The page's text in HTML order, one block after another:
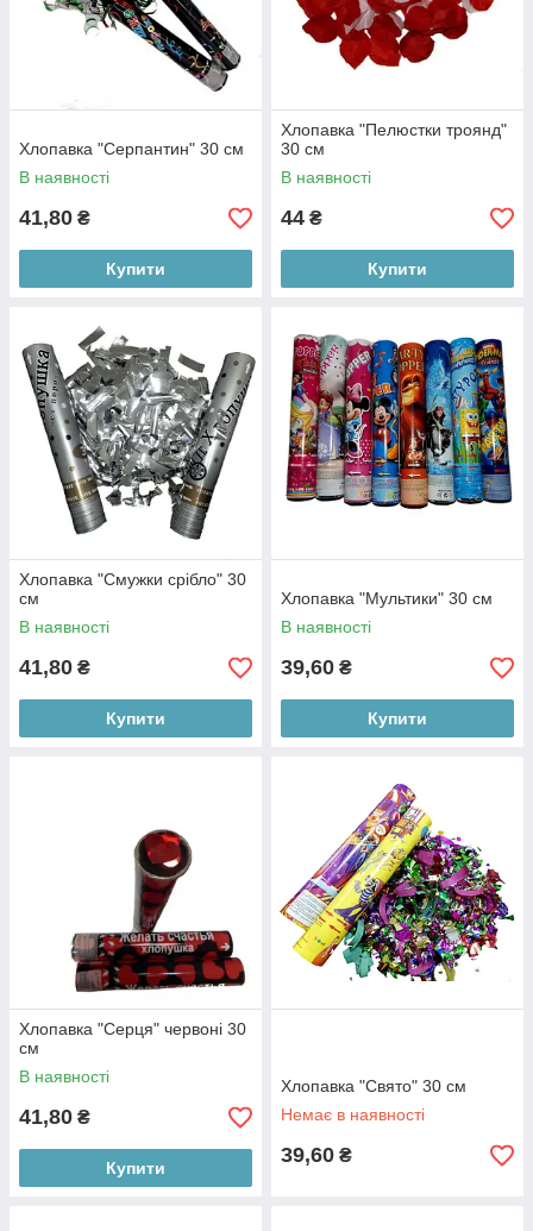
Хлопавка "Серпантин" 30 см
В наявності
41,80 ₴
Купити
Хлопавка "Пелюстки троянд"
30 см
В наявності
44 ₴
Купити
Хлопавка "Смужки срібло" 30
см
В наявності
41,80 ₴
Купити
Хлопавка "Мультики" 30 см
В наявності
39,60 ₴
Купити
Хлопавка "Серця" червоні 30
см
В наявності
41,80 ₴
Купити
Хлопавка "Свято" 30 см
Немає в наявності
39,60 ₴